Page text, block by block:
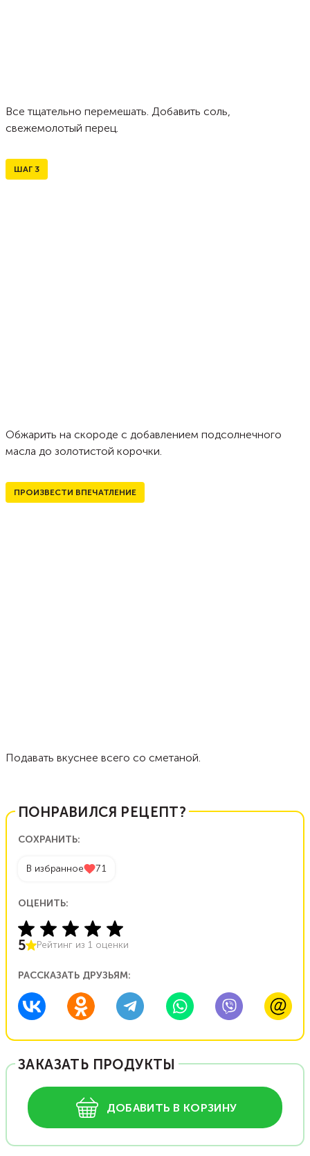
Все тщательно перемешать. Добавить соль,
свежемолотый перец.
ШАГ 3
Обжарить на скороде с добавлением подсолнечного
масла до золотистой корочки.
ПРОИЗВЕСТИ ВПЕЧАТЛЕНИЕ
Подавать вкуснее всего со сметаной.
ПОНРАВИЛСЯ РЕЦЕПТ?
СОХРАНИТЬ:
В избранное 71
ОЦЕНИТЬ:
5 Рейтинг из 1 оценки
РАССКАЗАТЬ ДРУЗЬЯМ:
ЗАКАЗАТЬ ПРОДУКТЫ
ДОБАВИТЬ В КОРЗИНУ